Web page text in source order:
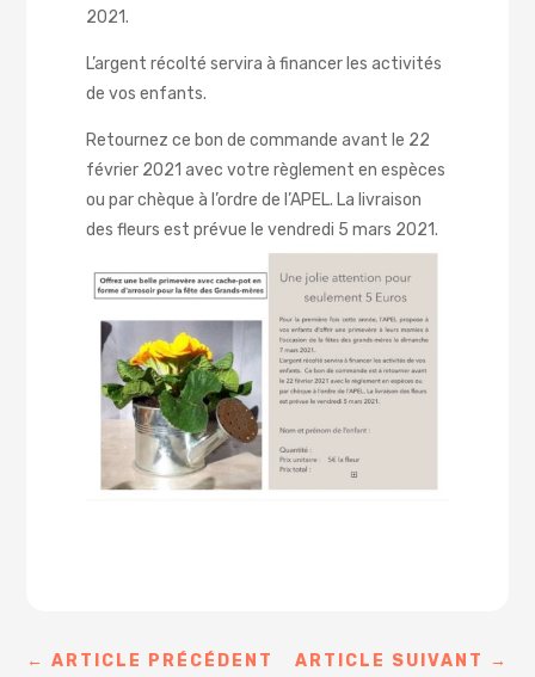
2021.
L’argent récolté servira à financer les activités
de vos enfants.
Retournez ce bon de commande avant le 22
février 2021 avec votre règlement en espèces
ou par chèque à l’ordre de l’APEL. La livraison
des fleurs est prévue le vendredi 5 mars 2021.
←ARTICLE PRÉCÉDENT ARTICLE SUIVANT →